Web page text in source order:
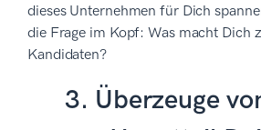
dieses Unternehmen für Dich
die Frage im Kopf: Was macht Dich
Kandidaten?
3. Überzeuge